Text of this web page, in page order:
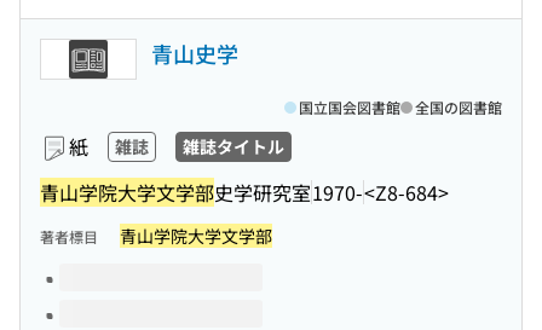
青山史学
紙 雑誌 雑誌タイトル
青山学院大学文学部史学研究室1970-<Z8-684>
国立国会図書館 全国の図書館
著者標目 青山学院大学文学部
このタイトルの巻号